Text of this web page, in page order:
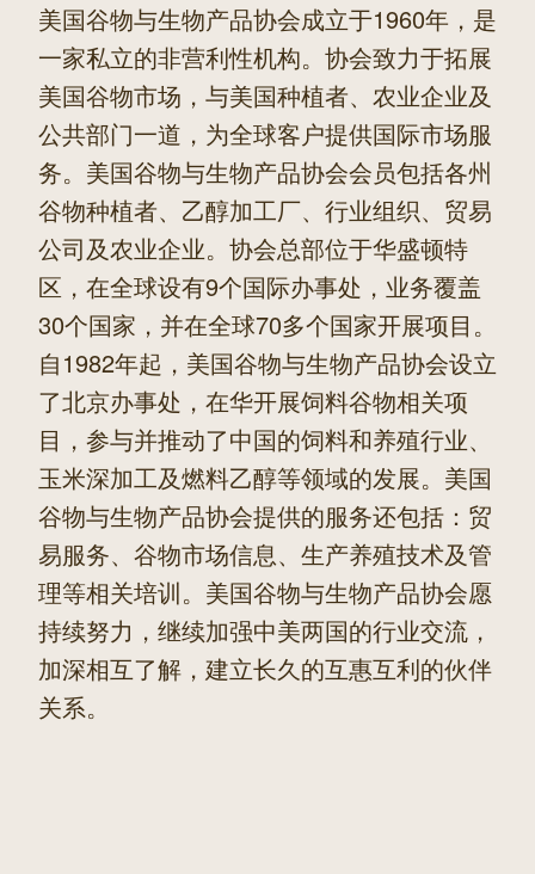
美国谷物与生物产品协会成立于1960年，是
一家私立的非营利性机构。协会致力于拓展
美国谷物市场，与美国种植者、农业企业及
公共部门一道，为全球客户提供国际市场服
务。美国谷物与生物产品协会会员包括各州
谷物种植者、乙醇加工厂、行业组织、贸易
公司及农业企业。协会总部位于华盛顿特
区，在全球设有9个国际办事处，业务覆盖
30个国家，并在全球70多个国家开展项目。
自1982年起，美国谷物与生物产品协会设立
了北京办事处，在华开展饲料谷物相关项
目，参与并推动了中国的饲料和养殖行业、
玉米深加工及燃料乙醇等领域的发展。美国
谷物与生物产品协会提供的服务还包括：贸
易服务、谷物市场信息、生产养殖技术及管
理等相关培训。美国谷物与生物产品协会愿
持续努力，继续加强中美两国的行业交流，
加深相互了解，建立长久的互惠互利的伙伴
关系。